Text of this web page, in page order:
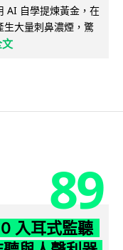
AI 自學提煉黃金，在
生大量刺鼻濃煙，驚
文
89
入耳式監聽